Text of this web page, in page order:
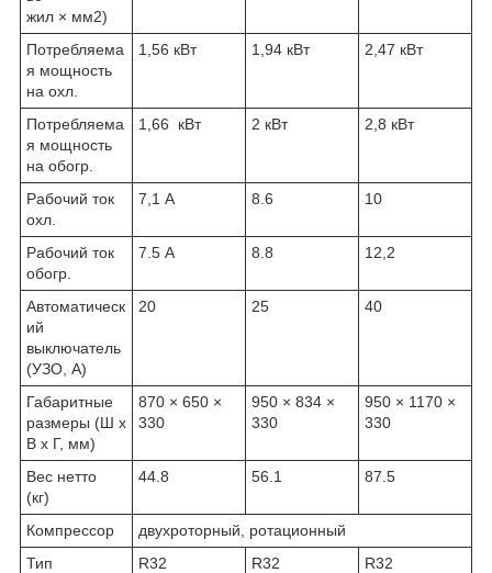
жил × мм2)
Потребляема
я мощность
на охл.
1,56 кВт 1,94 кВт 2,47 кВт
Потребляема
я мощность
на обогр.
1,66 кВт 2 кВт 2,8 кВт
Рабочий ток
охл.
7,1 A 8.6 10
Рабочий ток
обогр.
7.5 A 8.8 12,2
Автоматическ
ий
выключатель
(УЗО, А)
20 25 40
Габаритные
размеры (Ш x
В x Г, мм)
870 × 650 ×
330
950 × 834 ×
330
950 × 1170 ×
330
Вес нетто
(кг)
44.8 56.1 87.5
Компрессор
двухроторный, ротационный
Тип
R32 R32 R32